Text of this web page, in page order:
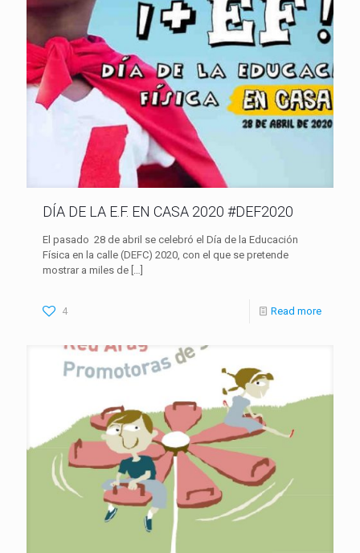
DÍA DE LA E.F. EN CASA 2020 #DEF2020
El pasado 28 de abril se celebró el Día de la Educación
Física en la calle (DEFC) 2020, con el que se pretende
mostrar a miles de […]
4 Read more